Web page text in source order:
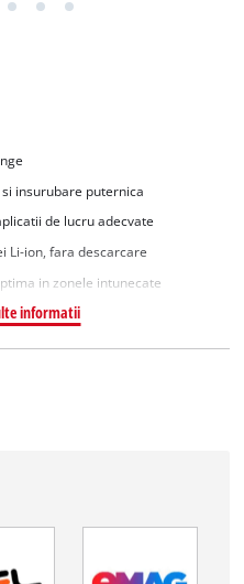
insurubare puternica
de lucru adecvate
Li-ion, fara descarcare
in zonele intunecate
informatii